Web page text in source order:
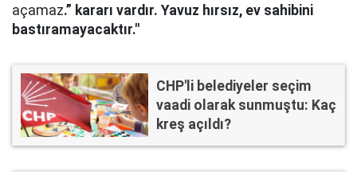
açamaz.” kararı vardır. Yavuz hırsız, ev sahibini
bastıramayacaktır."
CHP'li belediyeler seçim
vaadi olarak sunmuştu: Kaç
kreş açıldı?